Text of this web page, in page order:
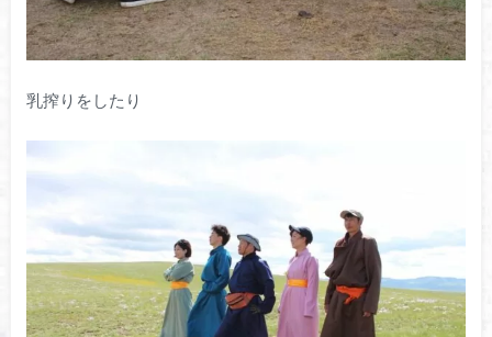
乳搾りをしたり